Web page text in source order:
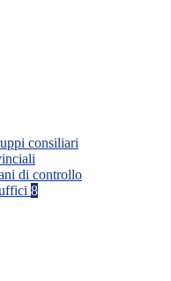
consiliari
di controllo
8